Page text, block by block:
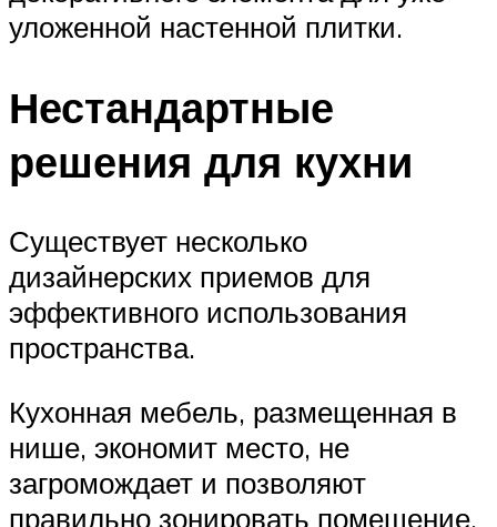
уложенной настенной плитки.
Нестандартные
решения для кухни
Существует несколько
дизайнерских приемов для
эффективного использования
пространства.
Кухонная мебель, размещенная в
нише, экономит место, не
загромождает и позволяют
правильно зонировать помещение.